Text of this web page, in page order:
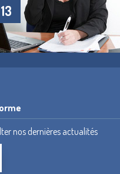
nos dernières actualités